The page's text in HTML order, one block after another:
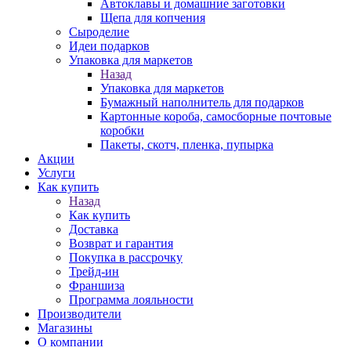
Автоклавы и домашние заготовки
Щепа для копчения
Сыроделие
Идеи подарков
Упаковка для маркетов
Назад
Упаковка для маркетов
Бумажный наполнитель для подарков
Картонные короба, самосборные почтовые
коробки
Пакеты, скотч, пленка, пупырка
Акции
Услуги
Как купить
Назад
Как купить
Доставка
Возврат и гарантия
Покупка в рассрочку
Трейд-ин
Франшиза
Программа лояльности
Производители
Магазины
О компании